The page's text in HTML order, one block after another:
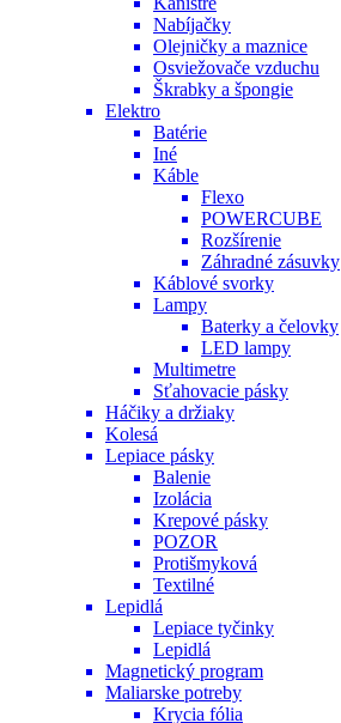
Nabíjačky
Olejničky a maznice
Osviežovače vzduchu
Škrabky a špongie
Elektro
Batérie
Iné
Káble
Flexo
POWERCUBE
Rozšírenie
Záhradné zásuvky
Káblové svorky
Lampy
Baterky a čelovky
LED lampy
Multimetre
Sťahovacie pásky
Háčiky a držiaky
Kolesá
Lepiace pásky
Balenie
Izolácia
Krepové pásky
POZOR
Protišmyková
Textilné
Lepidlá
Lepiace tyčinky
Lepidlá
Magnetický program
Maliarske potreby
Krycia fólia